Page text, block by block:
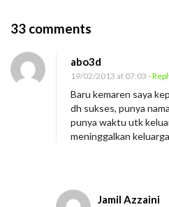
33 comments
T
k
S
e
abo3d
19/02/2013 at 07:03 -
Baru kemaren saya
dh sukses, punya
punya waktu utk
meninggalkan
Jamil Azzaini